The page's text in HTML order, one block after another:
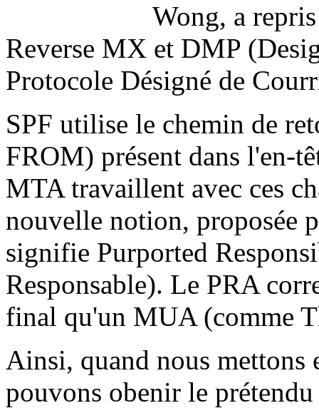
Wong, a
Reverse MX et DMP
Protocole Désigné de
SPF utilise le chemin de
FROM) présent dans l'en-
MTA travaillent avec ces
nouvelle notion, proposée
signifie Purported
Responsable). Le PRA
final qu'un MUA (comme
Ainsi, quand nous mettons
pouvons obenir le